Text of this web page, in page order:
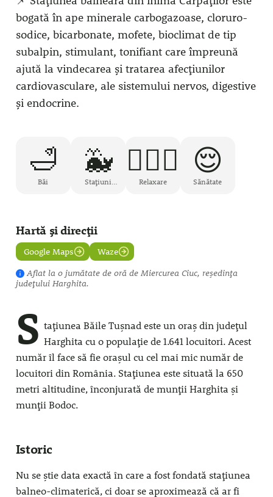
bogată în ape minerale carbogazoase, cloruro-
sodice, bicarbonate, mofete, bioclimat de tip
subalpin, stimulant, tonifiant care împreună
ajută la vindecarea și tratarea afecțiunilor
cardiovasculare, ale sistemului nervos, digestive
și endocrine.
🛁
Băi
🐳
Stațiuni
🧘🏻‍♂️
Relaxare
😌
Sănătate
Hartă și direcții
Google Maps
Waze
Aflat la o jumătate de orăde Miercurea Ciuc, reședința
județului Harghita.
S tațiunea Băile Tușnad este un oraș din județul
Harghita cu o populație de 1.641 locuitori. Acest
număr îl face să fie orașul cu cel mai mic număr de
locuitori din România. Stațiunea este situată la 650
metri altitudine, înconjurată de munții Harghita și
munții Bodoc.
Istoric
Nu se știe data exactă în care a fost fondată stațiunea
balneo-climaterică, ci doar se aproximează că ar fi